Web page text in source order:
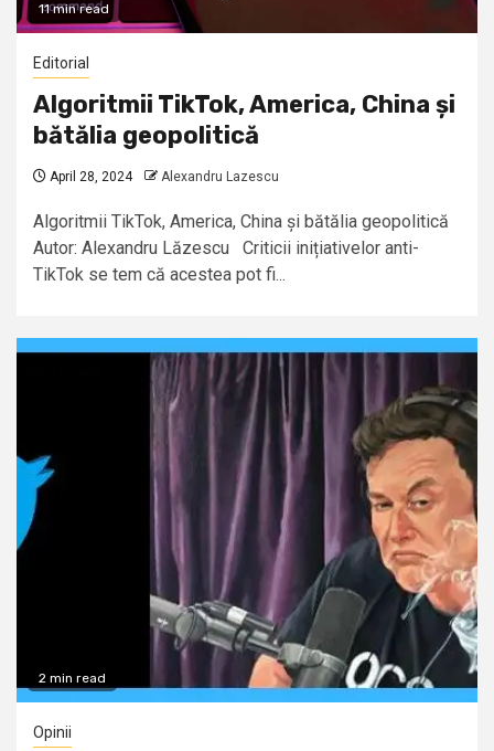
11 min read
Editorial
Algoritmii TikTok, America, China și
bătălia geopolitică
April 28, 2024 Alexandru Lazescu
Algoritmii TikTok, America, China și bătălia geopolitică
Autor: Alexandru Lăzescu Criticii inițiativelor anti-
TikTok se tem că acestea pot fi...
2 min read
Opinii